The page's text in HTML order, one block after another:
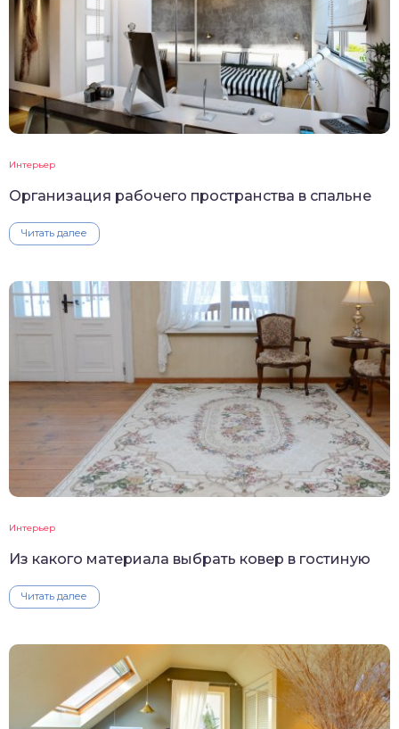
Интерьер
Организация рабочего пространства в спальне
Читать далее
Интерьер
Из какого материала выбрать ковер в гостиную
Читать далее